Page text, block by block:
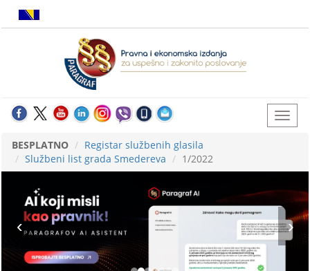
BESPLATNO
Registar službenih glasila
Službeni list grada Smedereva
1/2022